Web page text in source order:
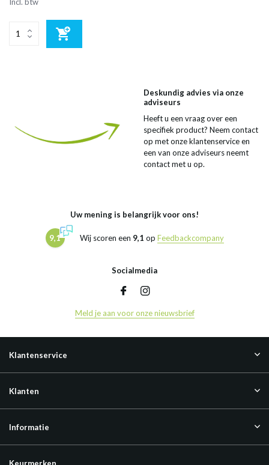
Deskundig advies via onze
adviseurs
Heeft u een vraag over een
specifiek product? Neem contact
op met onze klantenservice en
een van onze adviseurs neemt
contact met u op.
Uw mening is belangrijk voor ons!
9,1 Wij scoren een 9,1 op Feedbackcompany
Socialmedia
Meld je aan voor onze nieuwsbrief
Klantenservice
Klanten
Informatie